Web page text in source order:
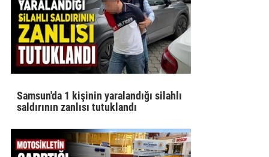
Samsun'da 1 kişinin yaralandığı silahlı
saldırının zanlısı tutuklandı